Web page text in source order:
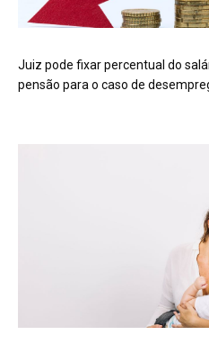
Juiz pode fixar percentual do
pensão para o caso de